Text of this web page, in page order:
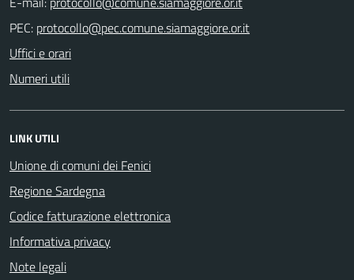
PEC:
Uffici e orari
Numeri utili
LINK UTILI
Unione di comuni dei Fenici
Regione Sardegna
Codice fatturazione elettronica
Informativa privacy
Note legali